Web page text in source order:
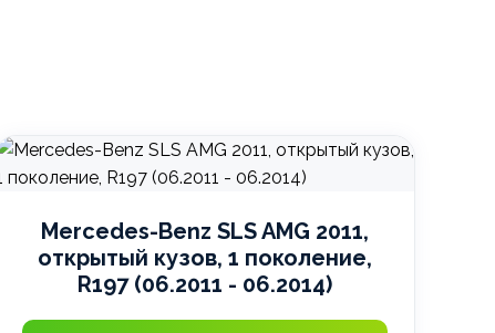
Mercedes-Benz SLS AMG 2011,
открытый кузов, 1 поколение,
R197 (06.2011 - 06.2014)